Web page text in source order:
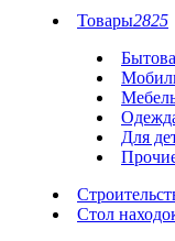
Товары2825
Для
Стол